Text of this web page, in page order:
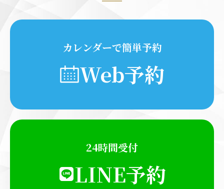
カレンダーで簡単予約
Web予約
24時間受付
LINE予約